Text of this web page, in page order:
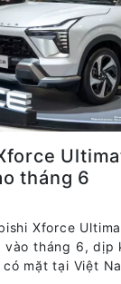
tháng 6
Xforce
vào tháng 6, dịp
mặt tại Việt